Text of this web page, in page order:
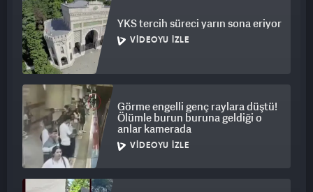
YKS tercih süreci yarın sona eriyor
VIDEOYU İZLE
Görme engelli genç raylara düştü!
Ölümle burun buruna geldiği o
anlar kamerada
VIDEOYU İZLE